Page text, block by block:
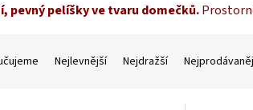
pevný pelíšky ve tvaru domečků.
Nejlevnější Nejdražší